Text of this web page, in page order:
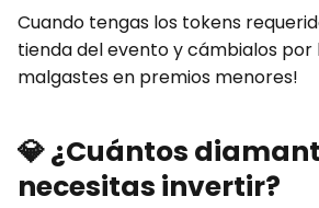
Cuando tengas los tokens
tienda del evento y cámbialos por
malgastes en premios menores!
💎¿Cuántos
necesitas invertir?